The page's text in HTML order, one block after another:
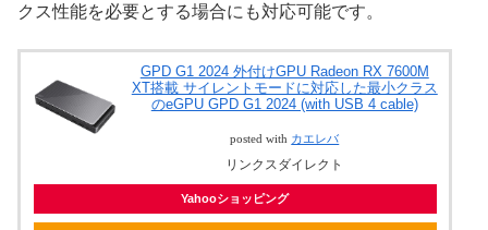
クス性能を必要とする場合にも対応可能です。
GPD G1 2024 外付けGPU Radeon RX 7600M
XT搭載 サイレントモードに対応した最小クラス
のeGPU GPD G1 2024 (with USB 4 cable)
posted with カエレバ
リンクスダイレクト
Yahooショッピング